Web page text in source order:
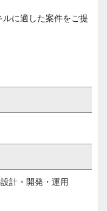
に適した案件をご提
計・開発・運用